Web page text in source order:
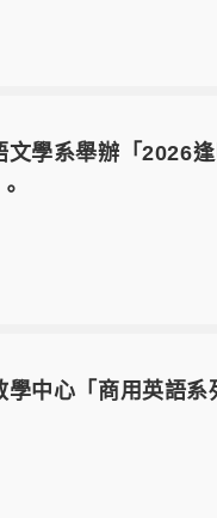
文學系舉辦「2026
學中心「商用英語